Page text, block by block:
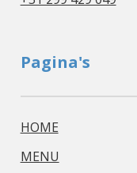
Pagina's
HOME
MENU